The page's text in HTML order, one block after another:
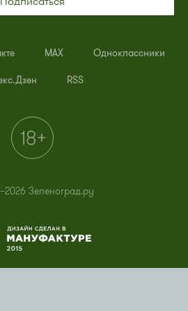
MAX Одноклассники
RSS
Зеленоград.ру